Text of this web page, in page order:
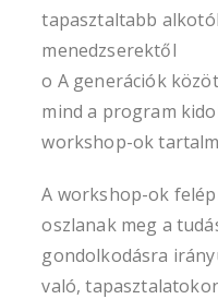
tapasztaltabb
menedzserektől
o A generációk
mind a program
workshop-ok
A workshop-ok
oszlanak meg a
gondolkodásra
való,